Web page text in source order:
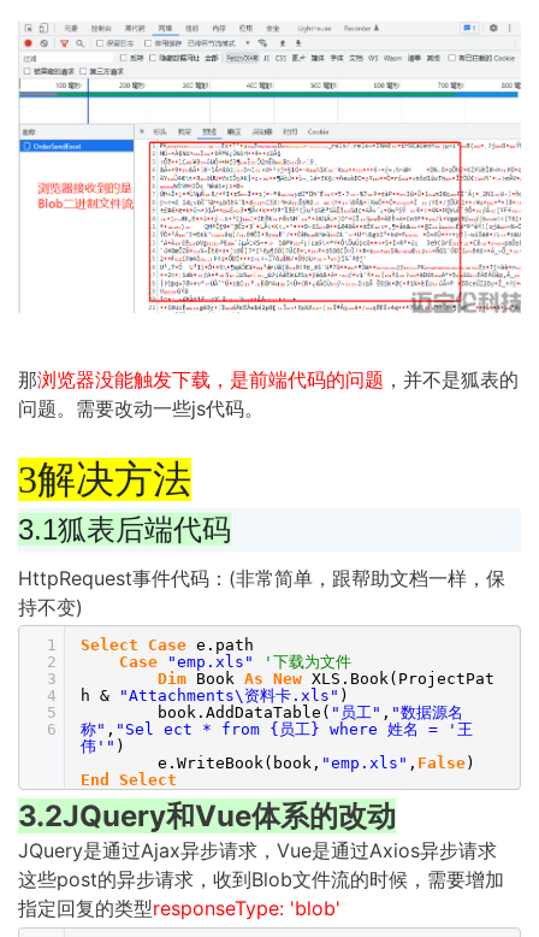
那浏览器没能触发下载，是前端代码的问题 ，并不是狐表的
问题。需要改动一些js代码。
3解决方法
3.1狐表后端代码
HttpRequest事件代码：(非常简单，跟帮助文档一样，保
持不变)
1
2
3
4
5
6
Select Case e.path
Case
"emp.xls"
'下载为文件
Dim Book As New XLS.Book(ProjectPat
h &
"Attachments\资料卡.xls" )
book.AddDataTable( "员工" , "数据源名
称" , "Sel ect * from {员工} where 姓名 = '王
伟'" )
e.WriteBook(book, "emp.xls" , False)
End
Select
3.2JQuery和Vue体系的改动
JQuery是通过Ajax异步请求，Vue是通过Axios异步请求
这些post的异步请求，收到Blob文件流的时候，需要增加
指定回复的类型responseType: 'blob'